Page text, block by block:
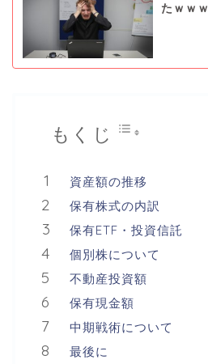
たｗｗｗ
もくじ
資産額の推移
保有株式の内訳
保有ETF・投資信託
個別株について
不動産投資額
保有現金額
中期戦術について
最後に